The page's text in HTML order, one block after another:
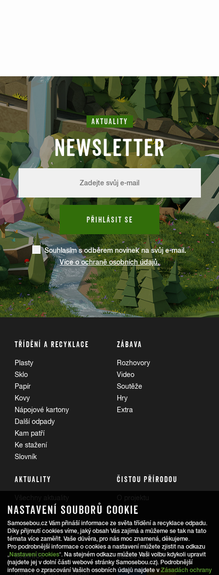
AKTUALITY
NEWSLETTER
PŘIHLÁSIT SE
Souhlasím s odběrem novinek na svůj e-mail.
Více o ochraně osobních údajů.
TŘÍDĚNÍ A RECYKLACE
Plasty
Sklo
Papír
Kovy
Nápojové kartony
Další odpady
Kam patří
Ke stažení
Slovník
ZÁBAVA
Rozhovory
Video
Soutěže
Hry
Extra
AKTUALITY ČISTOU PŘÍRODOU
Trasy
REDAKCE SLEDUJTE NÁS
NASTAVENÍ SOUBORŮ COOKIE
Samosebou.cz Vám přináší informace ze světa třídění a recyklace odpadu.
Díky přijmutí cookies víme, jaký obsah Vás zajímá a můžeme se tak na tato
témata více zaměřit. Vaše důvěra, pro nás moc znamená, děkujeme.
Pro podrobnější informace o cookies a nastavení můžete zjistit na odkazu
„Nastavení cookies“. Na stejném odkazu můžete Vaši volbu kdykoli upravit
(najdete jej v dolní části webové stránky Samosebou.cz). Podrobnější
informace o zpracování Vašich osobních údajů najdete vZásadách ochrany